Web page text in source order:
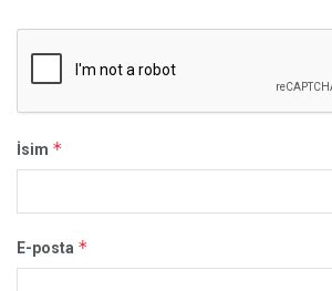
İsim *
E-posta *